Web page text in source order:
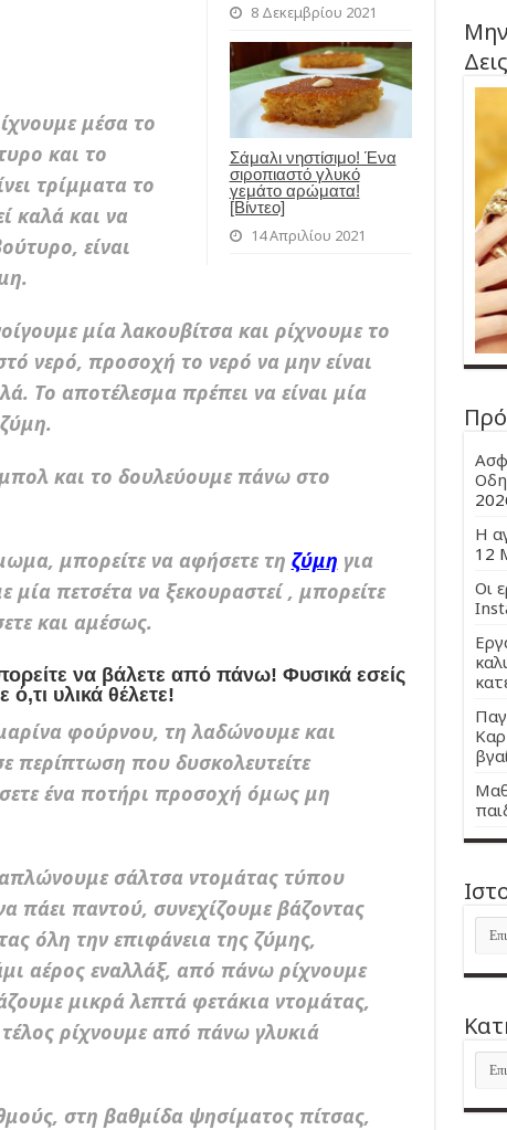
8 Δεκεμβρίου 2021
Σάμαλι νηστίσιμο! Ένα
σιροπιαστό γλυκό
γεμάτο αρώματα!
[Βίντεο]
14 Απριλίου 2021
μέσα το
και το
τρίμματα το
καλά και να
είναι
μία λακουβίτσα και ρίχνουμε το
νερό, προσοχή το νερό να μην είναι
Το αποτέλεσμα πρέπει να είναι μία
και το δουλεύουμε πάνω στο
μπορείτε να αφήσετε τη ζύμη για
μία πετσέτα να ξεκουραστεί , μπορείτε
και αμέσως.
να βάλετε από πάνω! Φυσικά εσείς
υλικά θέλετε!
φούρνου, τη λαδώνουμε και
περίπτωση που δυσκολευτείτε
ένα ποτήρι προσοχή όμως μη
σάλτσα ντομάτας τύπου
παντού, συνεχίζουμε βάζοντας
όλη την επιφάνεια της ζύμης,
αέρος εναλλάξ, από πάνω ρίχνουμε
μικρά λεπτά φετάκια ντομάτας,
ρίχνουμε από πάνω γλυκιά
στη βαθμίδα ψησίματος πίτσας,
Η
12
Οι